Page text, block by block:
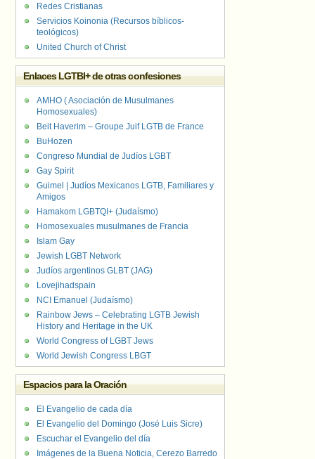
Redes Cristianas
Servicios Koinonia (Recursos bíblicos-
teológicos)
United Church of Christ
Enlaces LGTBI+ de otras confesiones
AMHO ( Asociación de Musulmanes
Homosexuales)
Beit Haverim – Groupe Juif LGTB de France
BuHozen
Congreso Mundial de Judíos LGBT
Gay Spirit
Guimel | Judíos Mexicanos LGTB, Familiares y
Amigos
Hamakom LGBTQI+ (Judaísmo)
Homosexuales musulmanes de Francia
Islam Gay
Jewish LGBT Network
Judíos argentinos GLBT (JAG)
Lovejihadspain
NCI Emanuel (Judaísmo)
Rainbow Jews – Celebrating LGTB Jewish
History and Heritage in the UK
World Congress of LGBT Jews
World Jewish Congress LBGT
Espacios para la Oración
El Evangelio de cada día
El Evangelio del Domingo (José Luis Sicre)
Escuchar el Evangelio del día
Imágenes de la Buena Noticia, Cerezo Barredo